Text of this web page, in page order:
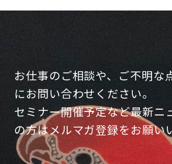
お仕事のご相談や、ご不明な
にお問い合わせください。
セミナー開催予定など最新ニ
の方はメルマガ登録をお願い